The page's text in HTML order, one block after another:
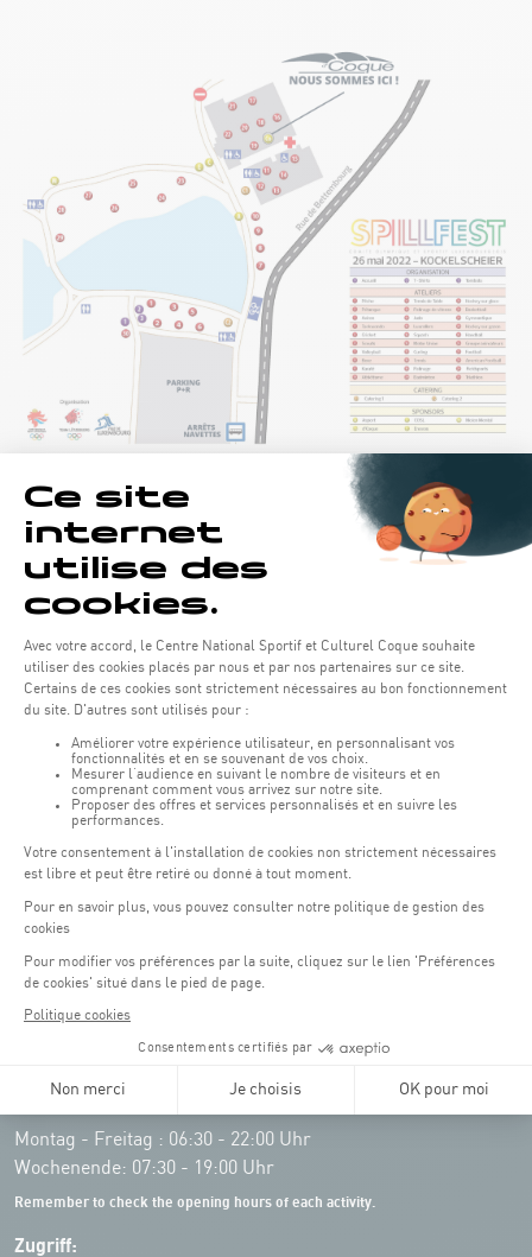
> Restauration sur place, parking, et navettes gratuites
mises à disposition de 9h à 19h (
voir les horaires)
Öffnungszeiten von the Coque:
Montag - Freitag : 06:30 - 22:00 Uhr
Wochenende: 07:30 - 19:00 Uhr
Remember to check the opening hours of each activity.
Zugriff: